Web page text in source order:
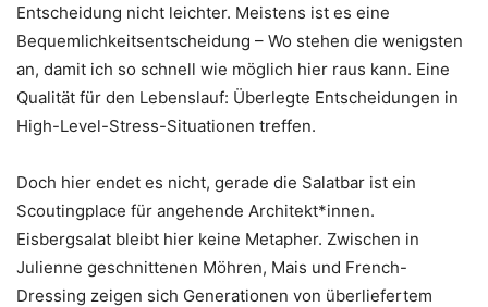
Entscheidung nicht leichter. Meistens ist es eine
Bequemlichkeitsentscheidung – Wo stehen die wenigsten
an, damit ich so schnell wie möglich hier raus kann. Eine
Qualität für den Lebenslauf: Überlegte Entscheidungen in
High-Level-Stress-Situationen treffen.
Doch hier endet es nicht, gerade die Salatbar ist ein
Scoutingplace für angehende Architekt*innen.
Eisbergsalat bleibt hier keine Metapher. Zwischen in
Julienne geschnittenen Möhren, Mais und French-
Dressing zeigen sich Generationen von überliefertem